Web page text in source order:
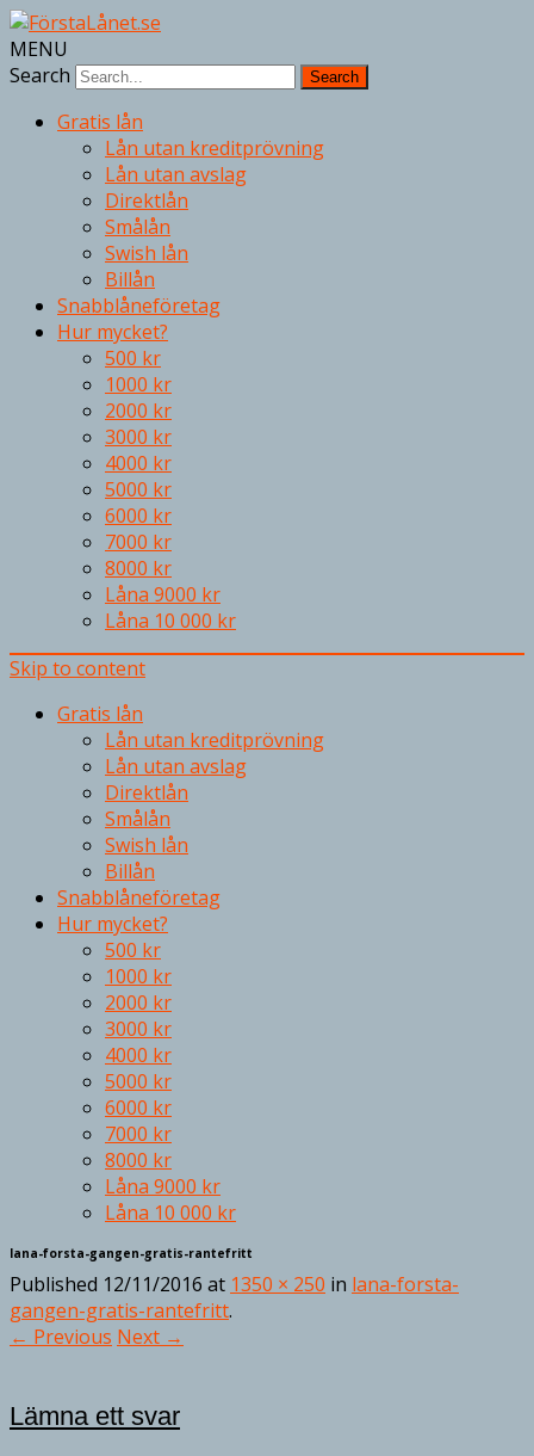
MENU
Search
Gratis lån
Lån utan kreditprövning
Lån utan avslag
Direktlån
Smålån
Swish lån
Billån
Snabblåneföretag
Hur mycket?
500 kr
1000 kr
2000 kr
3000 kr
4000 kr
5000 kr
6000 kr
7000 kr
8000 kr
Låna 9000 kr
Låna 10 000 kr
Skip to content
Gratis lån
Lån utan kreditprövning
Lån utan avslag
Direktlån
Smålån
Swish lån
Billån
Snabblåneföretag
Hur mycket?
500 kr
1000 kr
2000 kr
3000 kr
4000 kr
5000 kr
6000 kr
7000 kr
8000 kr
Låna 9000 kr
Låna 10 000 kr
lana-forsta-gangen-gratis-rantefritt
Published 12/11/2016 at 1350 × 250 in lana-forsta-
gangen-gratis-rantefritt.
← Previous Next →
Lämna ett svar